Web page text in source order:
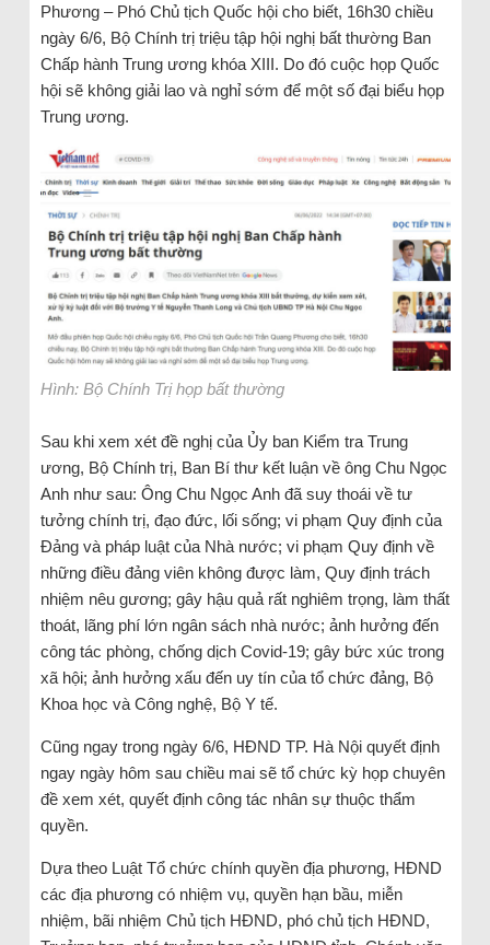
Phương – Phó Chủ tịch Quốc hội cho biết, 16h30 chiều
ngày 6/6, Bộ Chính trị triệu tập hội nghị bất thường Ban
Chấp hành Trung ương khóa XIII. Do đó cuộc họp Quốc
hội sẽ không giải lao và nghỉ sớm để một số đại biểu họp
Trung ương.
Hình: Bộ Chính Trị họp bất thường
Sau khi xem xét đề nghị của Ủy ban Kiểm tra Trung
ương, Bộ Chính trị, Ban Bí thư kết luận về ông Chu Ngọc
Anh như sau: Ông Chu Ngọc Anh đã suy thoái về tư
tưởng chính trị, đạo đức, lối sống; vi phạm Quy định của
Đảng và pháp luật của Nhà nước; vi phạm Quy định về
những điều đảng viên không được làm, Quy định trách
nhiệm nêu gương; gây hậu quả rất nghiêm trọng, làm thất
thoát, lãng phí lớn ngân sách nhà nước; ảnh hưởng đến
công tác phòng, chống dịch Covid-19; gây bức xúc trong
xã hội; ảnh hưởng xấu đến uy tín của tổ chức đảng, Bộ
Khoa học và Công nghệ, Bộ Y tế.
Cũng ngay trong ngày 6/6, HĐND TP. Hà Nội quyết định
ngay ngày hôm sau chiều mai sẽ tổ chức kỳ họp chuyên
đề xem xét, quyết định công tác nhân sự thuộc thẩm
quyền.
Dựa theo Luật Tổ chức chính quyền địa phương, HĐND
các địa phương có nhiệm vụ, quyền hạn bầu, miễn
nhiệm, bãi nhiệm Chủ tịch HĐND, phó chủ tịch HĐND,